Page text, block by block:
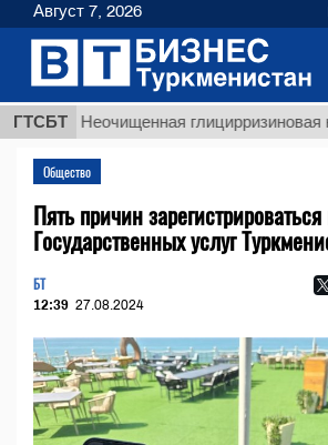
ГТСБТ
Неочищенная глицирризиновая
Общество
Пять причин
Государственных услуг
БТ
12:39 27.08.2024
Август 7, 2026